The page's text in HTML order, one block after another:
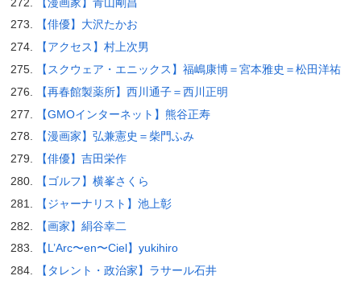
【俳優】大沢たかお
【アクセス】村上次男
【スクウェア・エニックス】福嶋康博＝宮本雅史＝松田洋祐
【再春館製薬所】西川通子＝西川正明
【GMOインターネット】熊谷正寿
【漫画家】弘兼憲史＝柴門ふみ
【俳優】吉田栄作
【ゴルフ】横峯さくら
【ジャーナリスト】池上彰
【画家】絹谷幸二
【L’Arc〜en〜Ciel】yukihiro
【タレント・政治家】ラサール石井